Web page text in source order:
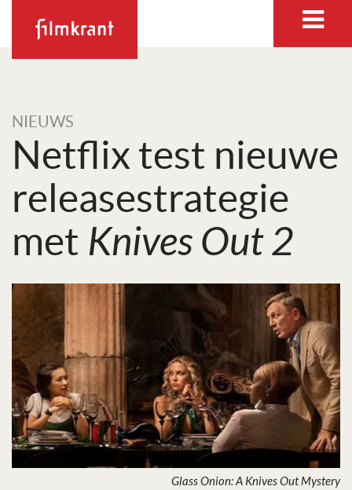
NIEUWS
Netflix test nieuwe
release­stra­te­gie
met Knives Out 2
Glass Onion: A Knives Out Mystery